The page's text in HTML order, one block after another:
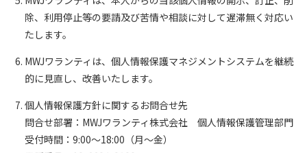
除、利用停止等の要請及び苦情や相談に対して遅滞無く対応い
たします。
MWJワランティは、個人情報保護マネジメントシステムを継続
的に見直し、改善いたします。
個人情報保護方針に関するお問合せ先
問合せ部署：MWJワランティ株式会社 個人情報保護管理部門
受付時間：9:00～18:00（月～金）